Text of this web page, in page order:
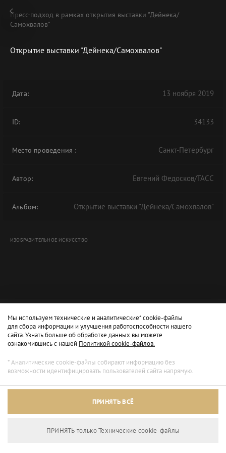
В АРХИВЕ
Архивный режим
Пресс-подход в рамках открытия выставки "Дейнека/
Самохвалов"
Открытие выставки "Дейнека/Самохвалов"
Дата: 13 ноября 2019
ID: 34133
Место проведения : Санкт-Петербург
Автор: Евгений Федосков/ТАСС
Альбом: Открытие выставки "Дейнека/Самохвалов"
ИЗОБРАЗИТЕЛЬНОЕ ИСКУССТВО
Мы используем технические и аналитические* cookie-файлы
для сбора информации и улучшения работоспособности нашего
сайта. Узнать больше об обработке данных вы можете
ознакомившись с нашей Политикой cookie-файлов.
* Аналитические cookie-файлы собирают информацию без
возможности идентифицировать пользователей сайта напрямую.
ПРИНЯТЬ ВСЁ
ПРИНЯТЬ только Технические сookie-файлы